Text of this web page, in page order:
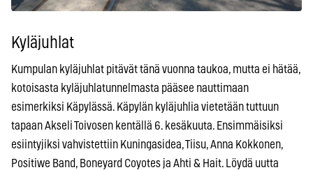
Kyläjuhlat
Kumpulan kyläjuhlat pitävät tänä vuonna taukoa, mutta ei hätää,
kotoisasta kyläjuhlatunnelmasta pääsee nauttimaan
esimerkiksi Käpylässä. Käpylän kyläjuhlia vietetään tuttuun
tapaan Akseli Toivosen kentällä 6. kesäkuuta. Ensimmäisiksi
esiintyjiksi vahvistettiin Kuningasidea, Tiisu, Anna Kokkonen,
Positiwe Band, Boneyard Coyotes ja Ahti & Hait. Löydä uutta